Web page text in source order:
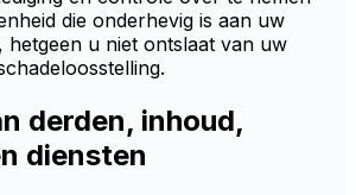
die onderhevig is aan uw
hetgeen u niet ontslaat van uw
derden, inhoud,
diensten